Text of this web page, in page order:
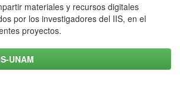
materiales y recursos digitales
por los investigadores del IIS, en el
proyectos.
UNAM